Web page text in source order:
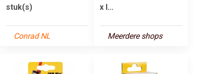
stuk(s)
Conrad NL
x l...
Meerdere shops